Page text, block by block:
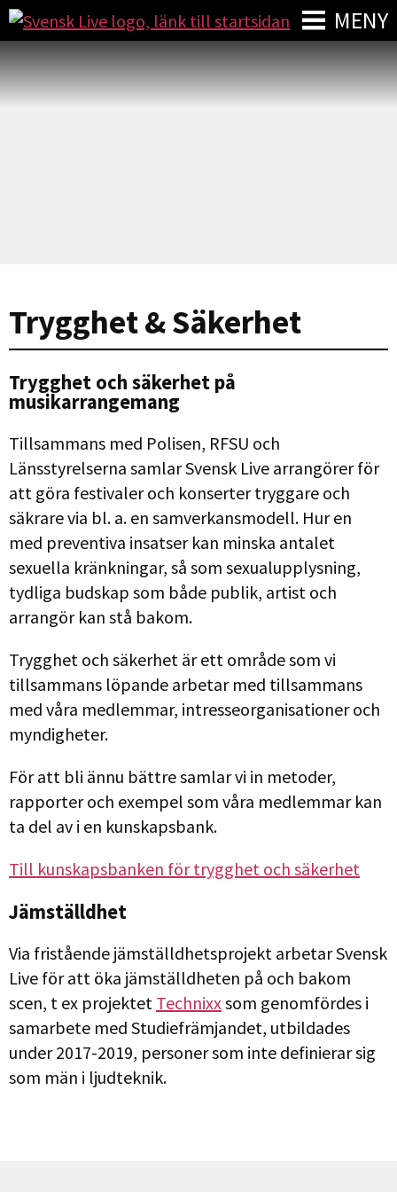
MENY
Trygghet & Säkerhet
Trygghet och säkerhet på
musikarrangemang
Tillsammans med Polisen, RFSU och
Länsstyrelserna samlar Svensk Live arrangörer för
att göra festivaler och konserter tryggare och
säkrare via bl. a. en samverkansmodell. Hur en
med preventiva insatser kan minska antalet
sexuella kränkningar, så som sexualupplysning,
tydliga budskap som både publik, artist och
arrangör kan stå bakom.
Trygghet och säkerhet är ett område som vi
tillsammans löpande arbetar med tillsammans
med våra medlemmar, intresseorganisationer och
myndigheter.
För att bli ännu bättre samlar vi in metoder,
rapporter och exempel som våra medlemmar kan
ta del av i en kunskapsbank.
Till kunskapsbanken för trygghet och säkerhet
Jämställdhet
Via fristående jämställdhetsprojekt arbetar Svensk
Live för att öka jämställdheten på och bakom
scen, t ex projektet Technixxsom genomfördes i
samarbete med Studiefrämjandet, utbildades
under 2017-2019, personer som inte definierar sig
som män i ljudteknik.